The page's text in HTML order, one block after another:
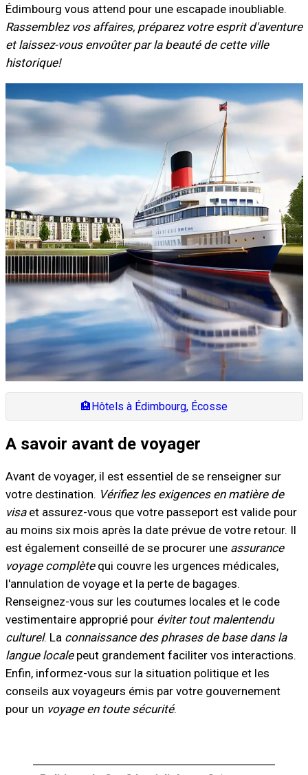
Édimbourg vous attend pour une escapade inoubliable.
Rassemblez vos affaires, préparez votre esprit d'aventure
et laissez-vous envoûter par la beauté de cette ville
historique!
🏨Hôtels à Édimbourg, Écosse
A savoir avant de voyager
Avant de voyager, il est essentiel de se renseigner sur
votre destination. Vérifiez les exigences en matière de
visaet assurez-vous que votre passeport est valide pour
au moins six mois après la date prévue de votre retour. Il
est également conseillé de se procurer une assurance
voyage complètequi couvre les urgences médicales,
l'annulation de voyage et la perte de bagages.
Renseignez-vous sur les coutumes locales et le code
vestimentaire approprié pour éviter tout malentendu
culturel. La connaissance des phrases de base dans la
langue localepeut grandement faciliter vos interactions.
Enfin, informez-vous sur la situation politique et les
conseils aux voyageurs émis par votre gouvernement
pour un voyage en toute sécurité.